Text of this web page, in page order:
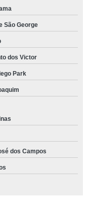
São George
dos Victor
Park
dos Campos